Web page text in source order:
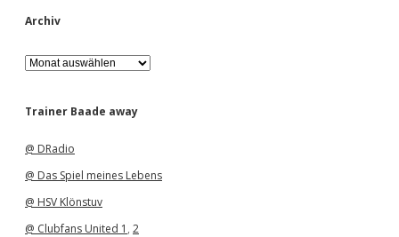
Archiv
A
r
h
Trainer Baade away
@ DRadio
@ Das Spiel meines Lebens
@ HSV Klönstuv
@ Clubfans United 1 , 2